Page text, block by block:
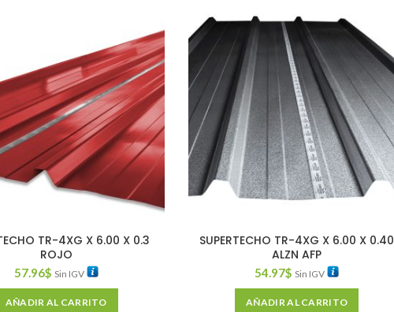
TR-4XG X 6.00 X 0.3
ROJO
57.96$ Sin IGV
AÑADIR AL CARRITO
SUPERTECHO TR-4XG X 6.00 X 0.40
ALZN AFP
54.97$ Sin IGV
AÑADIR AL CARRITO